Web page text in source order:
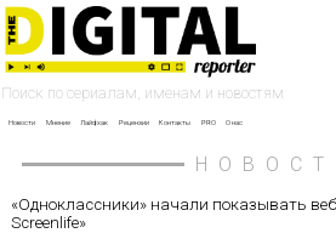
Новости Мнение Лайфхак Рецензии Контакты PRO О нас
«Одноклассники» начали показывать
Screenlife»